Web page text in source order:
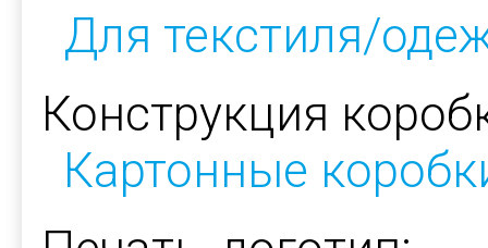
Для текстиля/
Конструкция
Картонные